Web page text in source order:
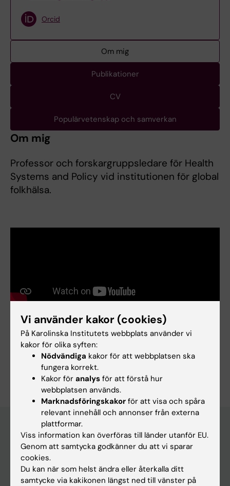
Orcid
Om mig
Publikationer
CV
Populärvetenskap och samverkan
Om mig
Professor och forskargruppsledare för Health
Systems and Policy vid institutionen för global
folkhälsa.
Medicinvetarna #87: Hur farlig är antibiotikaresistens?
Forskningsområden:
Folkhälsovetenskap, global hälsa och socialmedicin
Är du Cecilia Stålsby Lundborg?
Redigera din profil
Huvudmeny
Utbildning
Forskarutbildning
Vi använder kakor (cookies)
På Karolinska Institutets webbplats använder vi
kakor för olika syften:
Nödvändiga kakor för att webbplatsen ska
fungera korrekt.
Kakor för analys för att förstå hur
webbplatsen används.
Marknadsföringskakor för att visa och spåra
relevant innehåll och annonser från externa
plattformar.
Viss information kan överföras till länder utanför EU.
Genom att samtycka godkänner du att vi sparar
cookies.
Du kan när som helst ändra eller återkalla ditt
samtycke via kakikonen längst ned till vänster på